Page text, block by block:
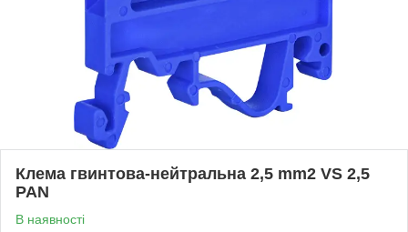
Клема гвинтова-нейтральна 2,5 mm2 VS 2,5
PAN
В наявності